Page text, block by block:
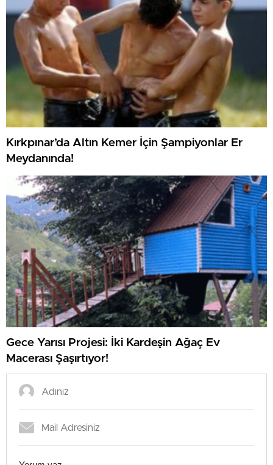
Kırkpınar’da Altın Kemer İçin Şampiyonlar Er
Meydanında!
Gece Yarısı Projesi: İki Kardeşin Ağaç Ev
Macerası Şaşırtıyor!